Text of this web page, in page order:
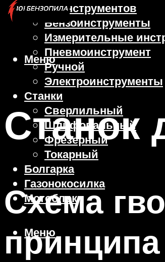
Виды инструментов
Бензоинструменты
Измерительные
Пневмоинструмент
Ручной
Электроинструменты
Станки
Сверлильный
Шлифовальный
Фрезерный
Токарный
Болгарка
Газонокосилка
Мотоблок
Меню
Меню
Станок
Схема